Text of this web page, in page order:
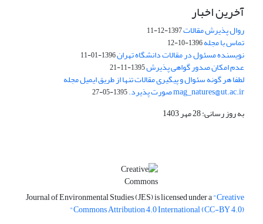
آخرین اخبار
روال پذیرش مقالات1397-12-11
تماس با مجله1396-10-12
نویسنده مسئول در مقالات دانشگاه تهران1396-01-11
عدم امکان صدور گواهی پذیرش1395-11-21
لطفا هر گونه سئوال و پیگیری مقالات تنها از طریق ایمیل مجله
mag_natures@ut.ac.ir صورت پذیرد. 1395-05-27
به روز رسانی: 28 مهر 1403
Journal of Environmental Studies (JES) is licensed under a"Creative
Commons Attribution 4.0 International (CC-BY 4.0)"